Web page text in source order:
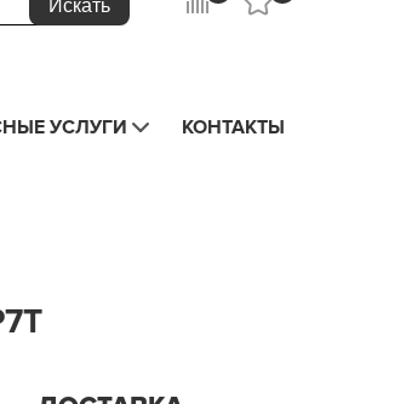
УСЛУГИ КОНТАКТЫ